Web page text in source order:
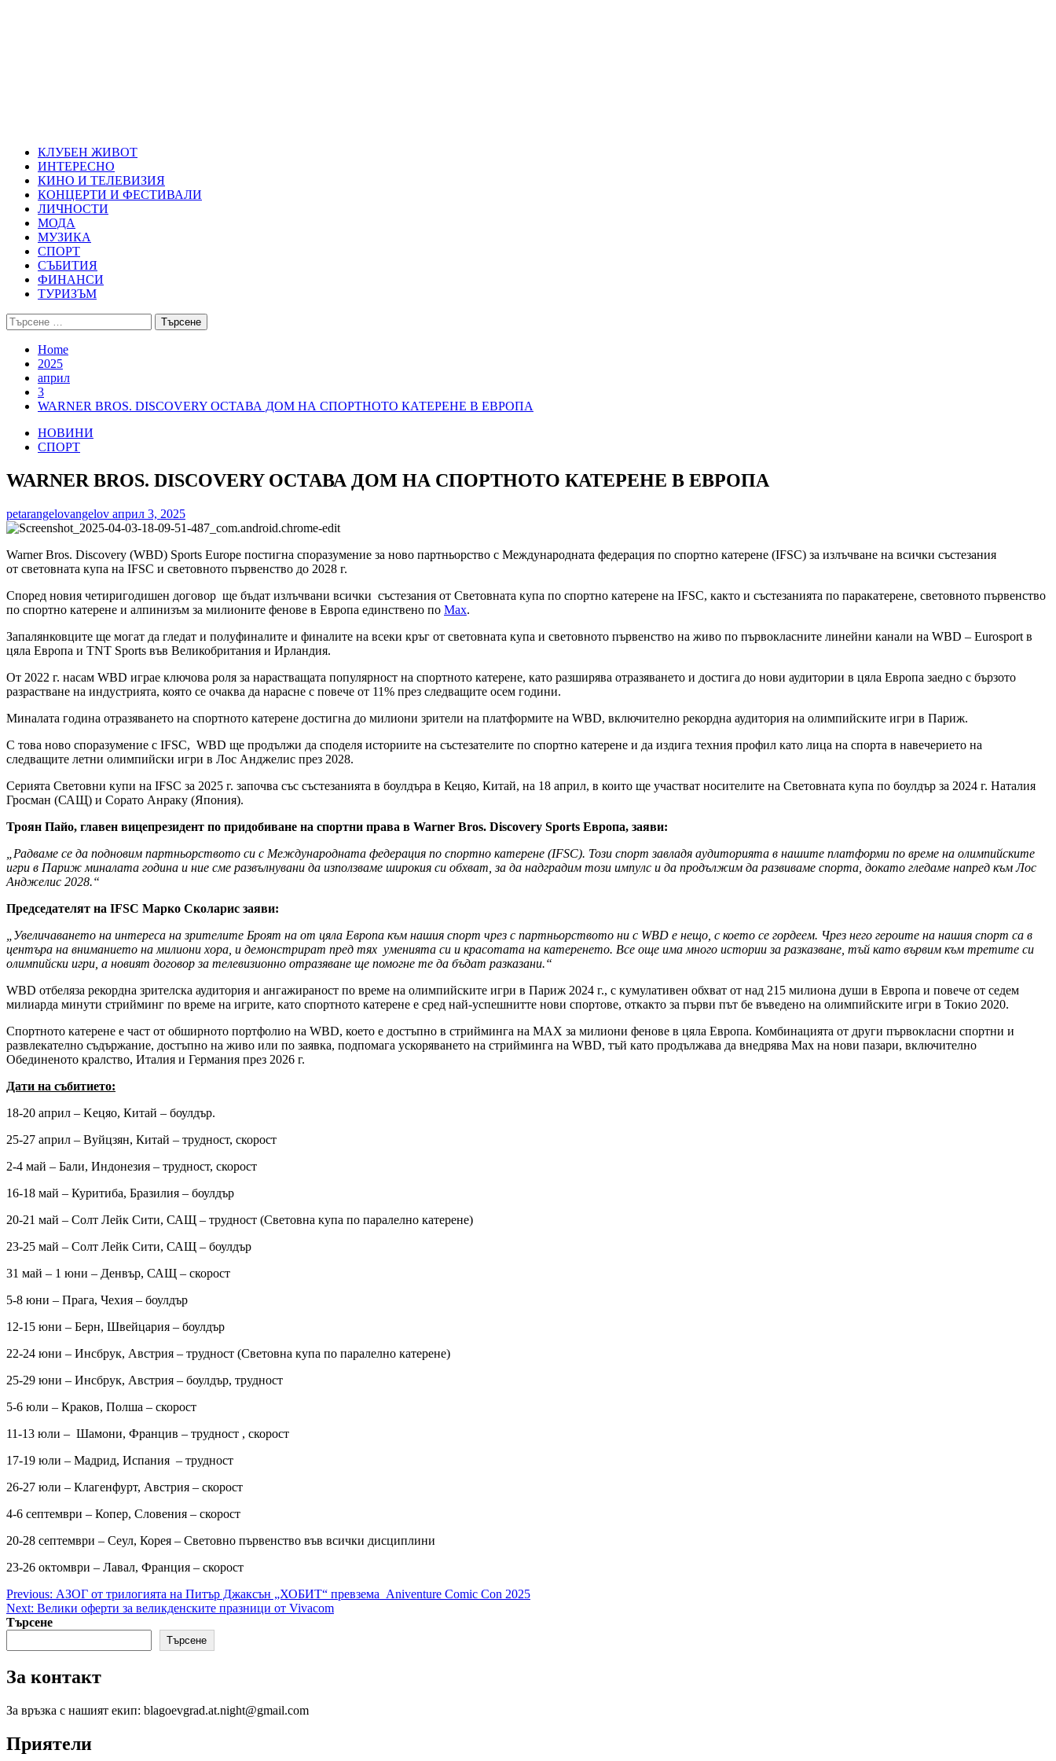
КЛУБЕН ЖИВОТ
ИНТЕРЕСНО
КИНО И ТЕЛЕВИЗИЯ
КОНЦЕРТИ И ФЕСТИВАЛИ
ЛИЧНОСТИ
МОДА
МУЗИКА
СПОРТ
СЪБИТИЯ
ФИНАНСИ
ТУРИЗЪМ
Търсене
за:
Home
2025
април
3
WARNER BROS. DISCOVERY ОСТАВА ДОМ НА СПОРТНОТО КАТЕРЕНЕ В ЕВРОПА
НОВИНИ
СПОРТ
WARNER BROS. DISCOVERY ОСТАВА ДОМ НА СПОРТНОТО КАТЕРЕНЕ В ЕВРОПА
petarangelovangelov април 3, 2025
Warner Bros. Discovery (WBD) Sports Europe постигна споразумение за ново партньорство с Международната федерация по спортно катерене (IFSC) за излъчване на всички състезания
от световната купа на IFSC и световното първенство до 2028 г.
Според новия четиригодишен договор ще бъдат излъчвани всички състезания от Световната купа по спортно катерене на IFSC, както и състезанията по паракатерене, световното първенство
по спортно катерене и алпинизъм за милионите фенове в Европа единствено по Max.
Запалянковците ще могат да гледат и полуфиналите и финалите на всеки кръг от световната купа и световното първенство на живо по първокласните линейни канали на WBD – Eurosport в
цяла Европа и TNT Sports във Великобритания и Ирландия.
От 2022 г. насам WBD играе ключова роля за нарастващата популярност на спортното катерене, като разширява отразяването и достига до нови аудитории в цяла Европа заедно с бързото
разрастване на индустрията, която се очаква да нарасне с повече от 11% през следващите осем години.
Миналата година отразяването на спортното катерене достигна до милиони зрители на платформите на WBD, включително рекордна аудитория на олимпийските игри в Париж.
С това ново споразумение с IFSC, WBD ще продължи да споделя историите на състезателите по спортно катерене и да издига техния профил като лица на спорта в навечерието на
следващите летни олимпийски игри в Лос Анджелис през 2028.
Серията Световни купи на IFSC за 2025 г. започва със състезанията в боулдъра в Кецяо, Китай, на 18 април, в които ще участват носителите на Световната купа по боулдър за 2024 г. Наталия
Гросман (САЩ) и Сорато Анраку (Япония).
Троян Пайо, главен вицепрезидент по придобиване на спортни права в Warner Bros. Discovery Sports Европа, заяви:
„Радваме се да подновим партньорството си с Международната федерация по спортно катерене (IFSC). Този спорт завладя аудиторията в нашите платформи по време на олимпийските
игри в Париж миналата година и ние сме развълнувани да използваме широкия си обхват, за да надградим този импулс и да продължим да развиваме спорта, докато гледаме напред към Лос
Анджелис 2028.“
Председателят на IFSC Марко Сколарис заяви:
„Увеличаването на интереса на зрителите Броят на от цяла Европа към нашия спорт чрез с партньорството ни с WBD е нещо, с което се гордеем. Чрез него героите на нашия спорт са в
центъра на вниманието на милиони хора, и демонстрират пред тях уменията си и красотата на катеренето. Все още има много истории за разказване, тъй като вървим към третите си
олимпийски игри, а новият договор за телевизионно отразяване ще помогне те да бъдат разказани.“
WBD отбеляза рекордна зрителска аудитория и ангажираност по време на олимпийските игри в Париж 2024 г., с кумулативен обхват от над 215 милиона души в Европа и повече от седем
милиарда минути стрийминг по време на игрите, като спортното катерене е сред най-успешнитте нови спортове, откакто за първи път бе въведено на олимпийските игри в Токио 2020.
Спортното катерене е част от обширното портфолио на WBD, което е достъпно в стрийминга на МАХ за милиони фенове в цяла Европа. Комбинацията от други първокласни спортни и
развлекателно съдържание, достъпно на живо или по заявка, подпомага ускоряването на стрийминга на WBD, тъй като продължава да внедрява Max на нови пазари, включително
Обединеното кралство, Италия и Германия през 2026 г.
Дати на събитието:
18-20 април – Kецяо, Китай – боулдър.
25-27 април – Вуйцзян, Китай – трудност, скорост
2-4 май – Бали, Индонезия – трудност, скорост
16-18 май – Куритиба, Бразилия – боулдър
20-21 май – Солт Лейк Сити, САЩ – трудност (Световна купа по паралелно катерене)
23-25 май – Солт Лейк Сити, САЩ – боулдър
31 май – 1 юни – Денвър, САЩ – скорост
5-8 юни – Прага, Чехия – боулдър
12-15 юни – Берн, Швейцария – боулдър
22-24 юни – Инсбрук, Австрия – трудност (Световна купа по паралелно катерене)
25-29 юни – Инсбрук, Австрия – боулдър, трудност
5-6 юли – Краков, Полша – скорост
11-13 юли – Шамони, Францив – трудност , скорост
17-19 юли – Мадрид, Испания – трудност
26-27 юли – Клагенфурт, Австрия – скорост
4-6 септември – Копер, Словения – скорост
20-28 септември – Сеул, Корея – Световно първенство във всички дисциплини
23-26 октомври – Лавал, Франция – скорост
Post
navigation
Previous: АЗОГ от трилогията на Питър Джаксън „ХОБИТ“ превзема Аniventure Comic Con 2025
Next: Велики оферти за великденските празници от Vivacom
Търсене
Търсене
За контакт
За връзка с нашият екип: blagoevgrad.at.night@gmail.com
Приятели